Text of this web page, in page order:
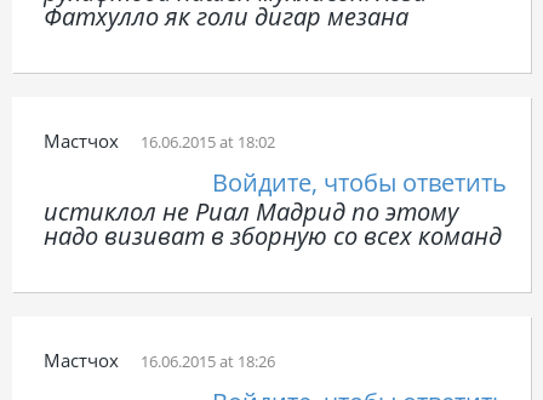
Фатхулло як голи дигар мезана
Мастчох 16.06.2015 at 18:02
Войдите, чтобы ответить
истиклол не Риал Мадрид по этому
надо визиват в зборную со всех команд
Мастчох 16.06.2015 at 18:26